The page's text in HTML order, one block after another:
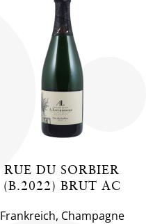
RUE DU SORBIER
(B.2022) BRUT AC
Frankreich, Champagne